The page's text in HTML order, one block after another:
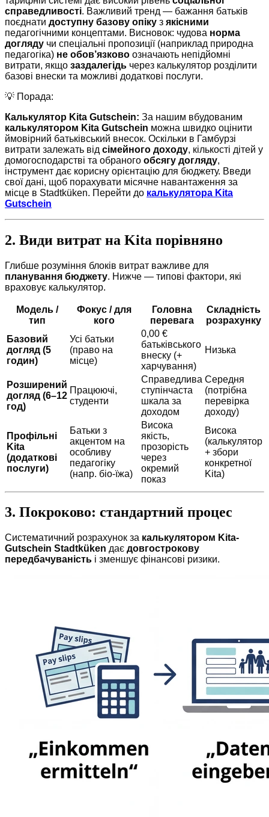
справедливості. Важливий тренд — бажання батьків
поєднати доступну базову опіку з якісними
педагогічними концептами. Висновок: чудова норма
догляду чи спеціальні пропозиції (наприклад природна
педагогіка) не обов’язково означають непідйомні
витрати, якщо заздалегідь через калькулятор розділити
базові внески та можливі додаткові послуги.
💡 Порада:
Калькулятор Kita Gutschein: За нашим вбудованим
калькулятором Kita Gutschein можна швидко оцінити
ймовірний батьківський внесок. Оскільки в Гамбурзі
витрати залежать від сімейного доходу, кількості дітей у
домогосподарстві та обраного обсягу догляду,
інструмент дає корисну орієнтацію для бюджету. Введи
свої дані, щоб порахувати місячне навантаження за
місце в Stadtküken. Перейти до калькулятора Kita
Gutschein
2. Види витрат на Kita порівняно
Глибше розуміння блоків витрат важливе для
планування бюджету. Нижче — типові фактори, які
враховує калькулятор.
Модель /
тип
Фокус / для
кого
Головна
перевага
Складність
розрахунку
Базовий
догляд (5
годин)
Усі батьки
(право на
місце)
0,00 €
батьківського
внеску (+
харчування)
Низька
Розширений
догляд (6–12
год)
Працюючі,
студенти
Справедлива
ступінчаста
шкала за
доходом
Середня
(потрібна
перевірка
доходу)
Профільні
Kita
(додаткові
послуги)
Батьки з
акцентом на
особливу
педагогіку
(напр. біо-їжа)
Висока
якість,
прозорість
через
окремий
показ
Висока
(калькулятор
+ збори
конкретної
Kita)
3. Покроково: стандартний процес
Систематичний розрахунок за калькулятором Kita-
Gutschein Stadtküken дає довгострокову
передбачуваність і зменшує фінансові ризики.